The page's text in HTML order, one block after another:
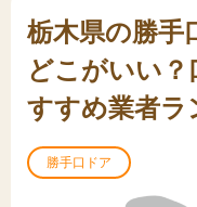
栃木県の勝手
どこがいい
すすめ業者ラ
勝手口ドア